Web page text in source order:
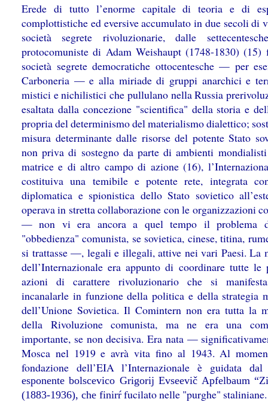
Erede di tutto l’enorme capitale di teoria e di
complottistiche ed eversive accumulato in due secoli di
società segrete rivoluzionarie, dalle
protocomuniste di Adam Weishaupt (1748-1830) (15)
società segrete democratiche ottocentesche — per
Carboneria — e alla miriade di gruppi anarchici e
mistici e nichilistici che pullulano nella Russia
esaltata dalla concezione "scientifica" della storia e
propria del determinismo del materialismo dialettico;
misura determinante dalle risorse del potente Stato
non priva di sostegno da parte di ambienti
matrice e di altro campo di azione (16),
costituiva una temibile e potente rete, integrata
diplomatica e spionistica dello Stato sovietico
operava in stretta collaborazione con le organizzazioni
— non vi era ancora a quel tempo il problema
"obbedienza" comunista, se sovietica, cinese, titina,
si trattasse —, legali e illegali, attive nei vari Paesi. La
dell’Internazionale era appunto di coordinare tutte le
azioni di carattere rivoluzionario che si
incanalarle in funzione della politica e della strategia
dell’Unione Sovietica. Il Comintern non era tutta la
della Rivoluzione comunista, ma ne era una
importante, se non decisiva. Era nata —
Mosca nel 1919 e avrà vita fino al 1943. Al
fondazione dell’EIA l’Internazionale è guidata dal
esponente bolscevico Grigorij Evseevič Apfelbaum
(1883-1936), che finirŕ fucilato nelle "purghe" staliniane.